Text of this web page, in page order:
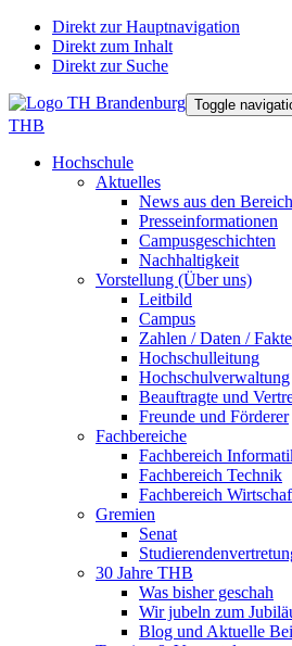
Direkt zur Hauptnavigation
Direkt zum Inhalt
Direkt zur Suche
Toggle
THB
Hochschule
Aktuelles
News aus den
Presseinformationen
Campusgeschichten
Nachhaltigkeit
Vorstellung (Über uns)
Leitbild
Campus
Zahlen / Daten /
Hochschulleitung
Hochschulverwaltung
Beauftragte und
Freunde und Förderer
Fachbereiche
Fachbereich
Fachbereich Technik
Fachbereich
Gremien
Senat
30 Jahre THB
Was bisher geschah
Wir jubeln zum
Blog und Aktuelle